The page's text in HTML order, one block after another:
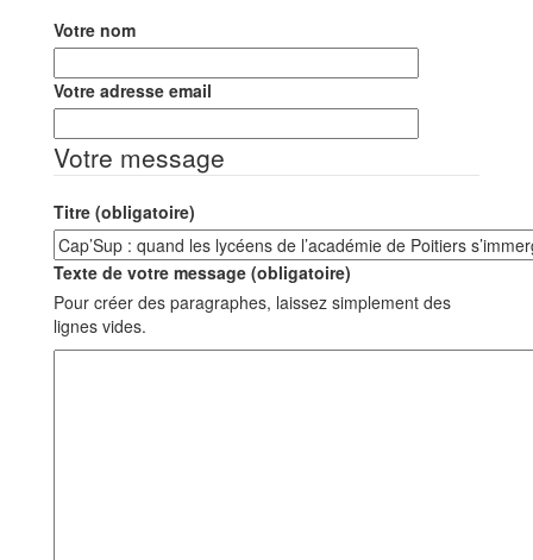
Votre nom
Votre adresse email
Votre message
Titre (obligatoire)
Texte de votre message (obligatoire)
Pour créer des paragraphes, laissez simplement des
lignes vides.